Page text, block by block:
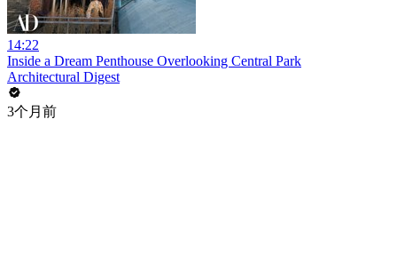
14:22
Inside a Dream Penthouse Overlooking Central Park
Architectural Digest
3个月前